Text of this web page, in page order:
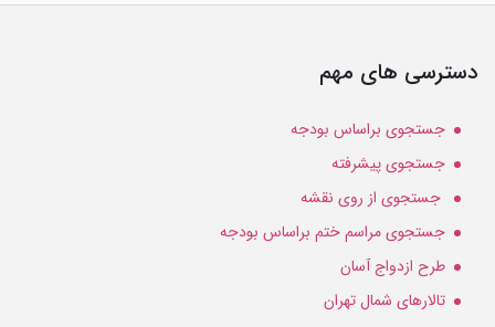
دسترسی های مهم
جستجوی براساس بودجه
جستجوی پیشرفته
جستجوی از روی نقشه
جستجوی مراسم ختم براساس بودجه
طرح ازدواج آسان
تالارهای شمال تهران